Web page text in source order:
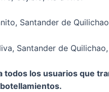
Santander de
Santander de
todos los usuarios que